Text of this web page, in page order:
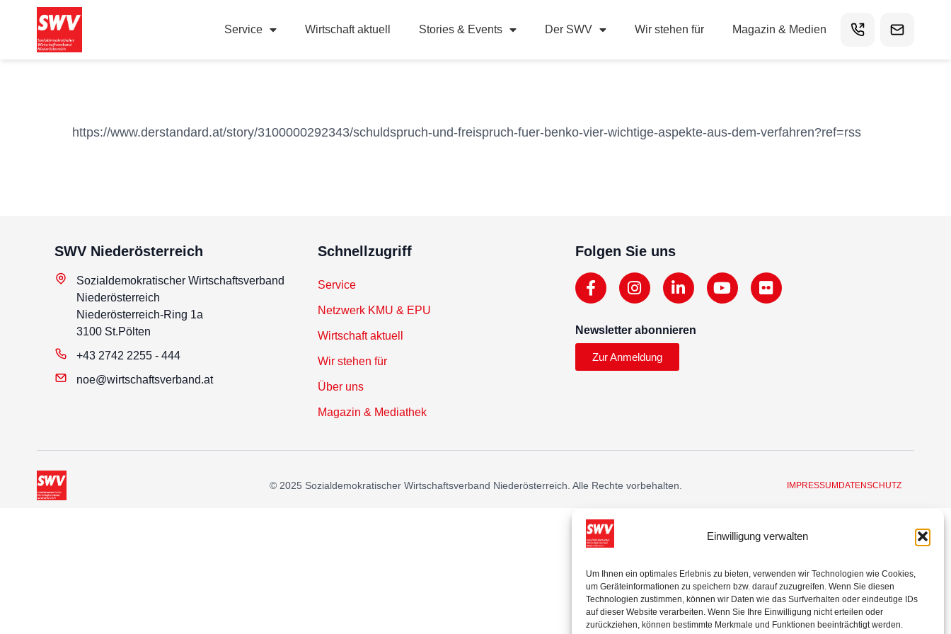
Einwilligung verwalten
Um Ihnen ein optimales Erlebnis zu bieten, verwenden wir Technologien wie Cookies,
um Geräteinformationen zu speichern bzw. darauf zuzugreifen. Wenn Sie diesen
Technologien zustimmen, können wir Daten wie das Surfverhalten oder eindeutige IDs
auf dieser Website verarbeiten. Wenn Sie Ihre Einwilligung nicht erteilen oder
zurückziehen, können bestimmte Merkmale und Funktionen beeinträchtigt werden.
Service Wirtschaft aktuell Stories & Events Der SWV Wir stehen für Magazin & Medien
https://www.derstandard.at/story/3100000292343/schuldspruch-und-freispruch-fuer-benko-vier-wichtige-aspekte-aus-dem-verfahren?ref=rss
SWV Niederösterreich
Sozialdemokratischer Wirtschaftsverband
Niederösterreich
Niederösterreich-Ring 1a
3100 St.Pölten
+43 2742 2255 - 444
noe@wirtschaftsverband.at
Schnellzugriff
Service
Netzwerk KMU & EPU
Wirtschaft aktuell
Wir stehen für
Über uns
Magazin & Mediathek
Folgen Sie uns
Newsletter abonnieren
Zur Anmeldung
© 2025 Sozialdemokratischer Wirtschaftsverband Niederösterreich. Alle Rechte vorbehalten. IMPRESSUMDATENSCHUTZ